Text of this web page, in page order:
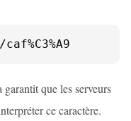
garantit que les serveurs
ce caractère.